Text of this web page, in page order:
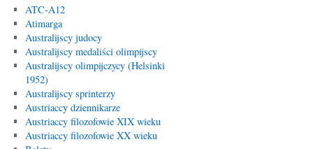
ATC-A12
Atimarga
Australijscy judocy
Australijscy medaliści olimpijscy
Australijscy olimpijczycy (Helsinki
1952)
Australijscy sprinterzy
Austriaccy dziennikarze
Austriaccy filozofowie XIX wieku
Austriaccy filozofowie XX wieku